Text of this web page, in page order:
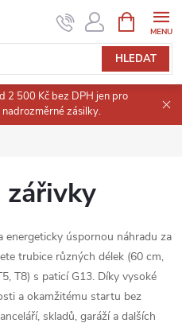
HLEDAT
NÁKUPNÍ
KOŠÍK
2 500 Kč bez DPH jen pro
zásilky.
zářivky
energeticky úspornou náhradu za
trubice různých délek (60 cm,
T8) s paticí G13. Díky vysoké
a okamžitému startu bez
skladů, garáží a dalších